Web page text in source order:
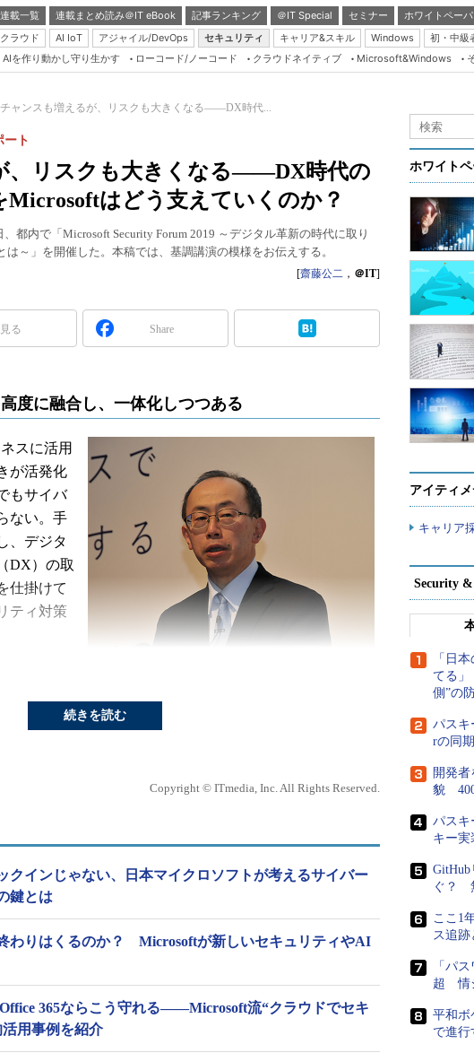
連載一覧 連載まとめ読み＠IT eBook 記事ランキング ＠IT Special セミナー
ホワイトペー
クラウド
AI IoT アジャイル/DevOps セキュリティ キャリア&スキル Windows 初・中級
Server & Storage
Java Agile
Database Expert
Linux ＆ OSS
Master of IP Network
Security & Trust
AIを作り動かし守り生かす ローコード/ノーコード クラウドネイティブ Microsoft&Windows
チャンスも増えるが、リスクも大きくなる――DX時代...
、リスクも大きくなる――DX時代の
はどう支えていくのか？
ート
都内で「Microsoft Security Forum 2019 ～デジタル革新の時代に取り
～」を開催した。本稿では、基調講演の模様をお伝えする。
[齋藤公二 ， ＠IT]
見る Share
度に融合し、一体化しつつある
スに活用
が活発化
もサイバ
ない。手
、デジタ
DX）の取
仕掛けて
ティ対策
イベント
」の基調講演には、内閣官房 内閣サイバーセキュリティセ
クロソフトの岡玄樹氏（執行役員常務 マーケティング
マーケティング）が、「デジタル革新の時代に取り組む
」と題して、企業が取り組むべきセキュリティ対策の要
ー空間は実空間と高度に融合し、一体化しつつある」
ィーなどの「インフラ」といった取り組みからも分かる
などで活用されるデータを通して、サイバー空間と現実
続きを読む
Copyright © ITmedia, Inc. All Rights Reserved.
クインじゃない、日本マイクロソフトが考えるサイバー
鍵とは
わりはくるのか？ Microsoftが新しいセキュリティやAI
365ならこう守れる――Microsoft流“クラウドでセキ
活用事例を紹介
ホワイト
アイティ
キャリア
Security
「日
てる
側”の
パスキ
rの同
開発者
貌 400
パスキ
キー実
GitHub
ぐ？
ここ1
ス追跡
「パ
超 情
平和
で進行